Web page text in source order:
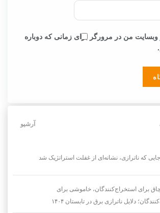
وبسایت من در مرورگر برای زمانی که دوباره
آرشیو
جایی که ناترازی، نشانه‌ای از غفلت استراتژیک شد
برای استخراج‌کنندگان، خاموشی برای
دلایل ناترازی برق در تابستان ۱۴۰۴